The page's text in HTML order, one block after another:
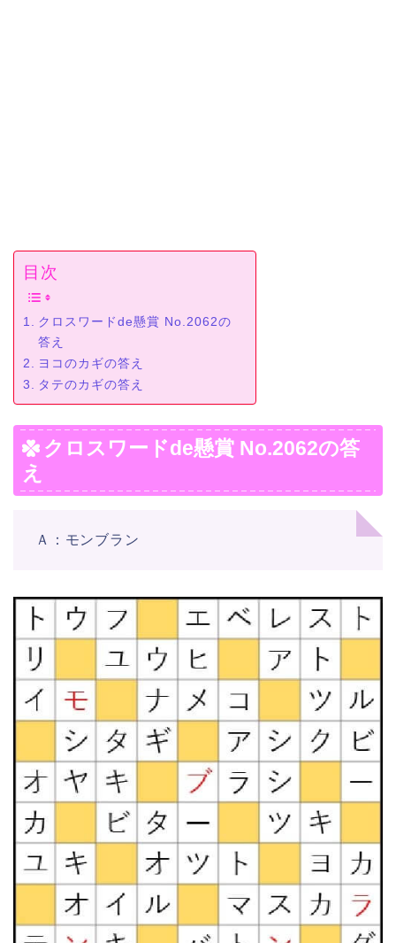
目次
クロスワードde懸賞 No.2062の
答え
ヨコのカギの答え
タテのカギの答え
クロスワードde懸賞 No.2062の答
え
Ａ：モンブラン